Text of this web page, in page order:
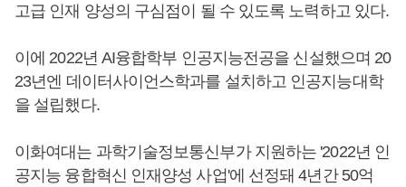
고급 인재 양성의 구심점이 될 수 있도록 노력하고 있다.
이에 2022년 AI융합학부 인공지능전공을 신설했으며 20
23년엔 데이터사이언스학과를 설치하고 인공지능대학
을 설립했다.
이화여대는 과학기술정보통신부가 지원하는 '2022년 인
공지능 융합혁신 인재양성 사업'에 선정돼 4년간 50억